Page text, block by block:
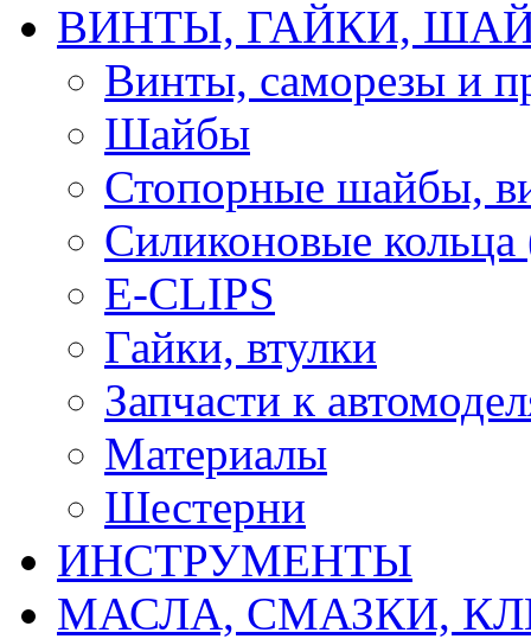
ВИНТЫ, ГАЙКИ,
Винты, саморезы и
Шайбы
Стопорные шайбы,
Силиконовые
E-CLIPS
Гайки, втулки
Запчасти к
Материалы
Шестерни
ИНСТРУМЕНТЫ
МАСЛА, СМАЗКИ,